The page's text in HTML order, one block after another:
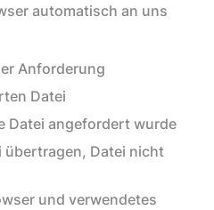
automatisch an uns
Anforderung
Datei
Datei angefordert wurde
Datei nicht
und verwendetes